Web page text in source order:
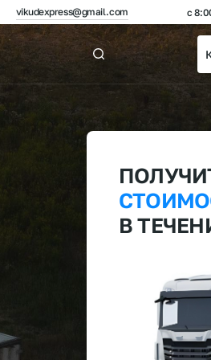
vikudexpress@gmail.com с
В